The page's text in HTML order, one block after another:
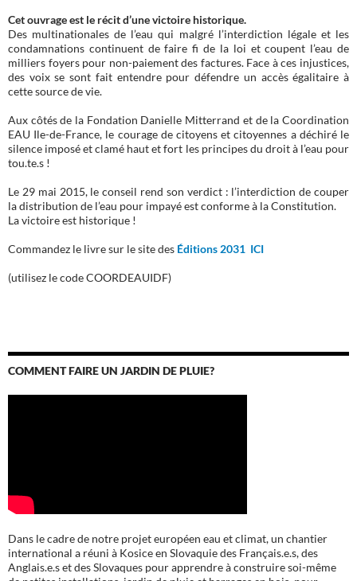
Cet ouvrage est le récit d’une victoire historique.
Des multinationales de l’eau qui malgré l’interdiction légale et les
condamnations continuent de faire fi de la loi et coupent l’eau de
milliers foyers pour non-paiement des factures. Face à ces injustices,
des voix se sont fait entendre pour défendre un accès égalitaire à
cette source de vie.
Aux côtés de la Fondation Danielle Mitterrand et de la Coordination
EAU Ile-de-France, le courage de citoyens et citoyennes a déchiré le
silence imposé et clamé haut et fort les principes du droit à l’eau pour
tou.te.s !
Le 29 mai 2015, le conseil rend son verdict : l’interdiction de couper
la distribution de l’eau pour impayé est conforme à la Constitution.
La victoire est historique !
Commandez le livre sur le site des Éditions 2031 ICI
(utilisez le code COORDEAUIDF)
COMMENT FAIRE UN JARDIN DE PLUIE?
Dans le cadre de notre projet européen eau et climat, un chantier
international a réuni à Kosice en Slovaquie des Français.e.s, des
Anglais.e.s et des Slovaques pour apprendre à construire soi-même